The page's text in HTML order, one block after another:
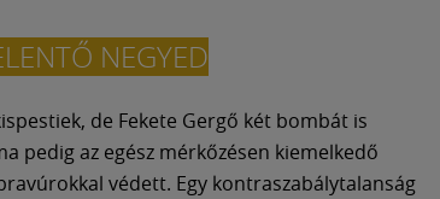
NEGYED
de Fekete Gergő két bombát is
pedig az egész mérkőzésen kiemelkedő
védett. Egy kontraszabálytalanság